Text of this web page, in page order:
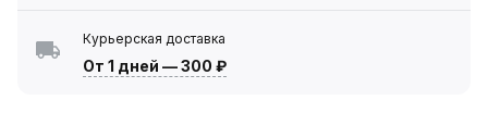
Курьерская доставка
От 1 дней —300 ₽